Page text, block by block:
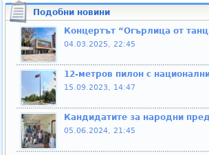
Подобни новини
Концертът “Огърлица от
04.03.2025, 22:45
12-метров пилон с
15.09.2023, 14:47
Кандидатите за народни
05.06.2024, 21:45